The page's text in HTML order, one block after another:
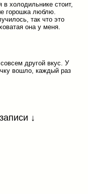
в холодильнике стоит,
горошка люблю.
так что это
она у меня.
другой вкус. У
вошло, каждый раз
↓